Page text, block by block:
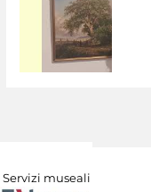
Servizi museali